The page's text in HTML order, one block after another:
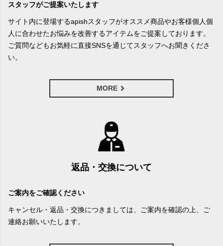
スタッフがご提案いたします
サイト内に登場するapishスタッフがオススメ商品やお客様個人個
人に合わせたお悩みを改善するアイテムをご提案しております。
ご質問などもお気軽に直接SNSを通じてスタッフへお聞きくださ
い。
MORE
返品・交換について
ご案内をご確認ください
キャンセル・返品・交換につきましては、ご案内を確認の上、ご
連絡お願いいたします。